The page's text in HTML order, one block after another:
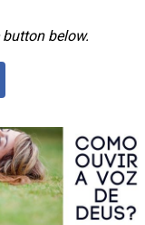
below.